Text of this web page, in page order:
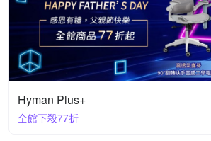
Hyman Plus+
全館下殺77折